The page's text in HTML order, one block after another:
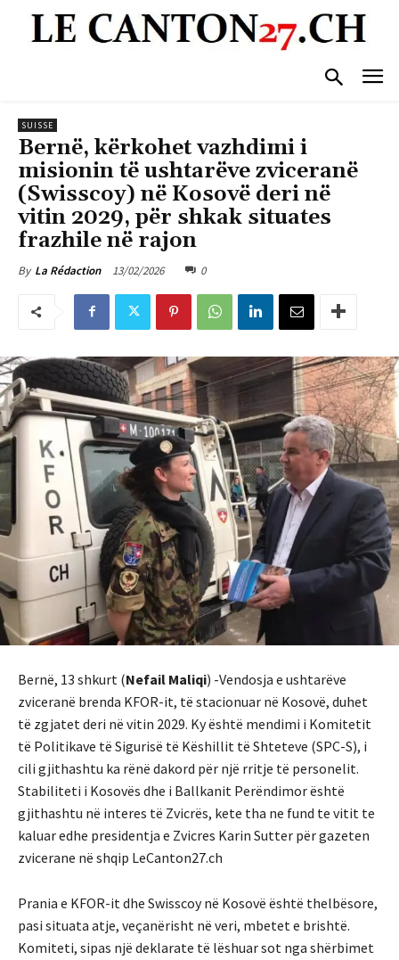
SUISSE
Bernë, kërkohet vazhdimi i
misionin të ushtarëve zviceranë
(Swisscoy) në Kosovë deri në
vitin 2029, për shkak situates
frazhile në rajon
By La Rédaction 13/02/2026 0
Bernë, 13 shkurt (Nefail Maliqi) -Vendosja e ushtarëve
zviceranë brenda KFOR-it, të stacionuar në Kosovë, duhet
të zgjatet deri në vitin 2029. Ky është mendimi i Komitetit
të Politikave të Sigurisë të Këshillit të Shteteve (SPC-S), i
cili gjithashtu ka rënë dakord për një rritje të personelit.
Stabiliteti i Kosovës dhe i Ballkanit Perëndimor është
gjithashtu në interes të Zvicrës, kete tha ne fund te vitit te
kaluar edhe presidentja e Zvicres Karin Sutter për gazeten
zvicerane në shqip LeCanton27.ch
Prania e KFOR-it dhe Swisscoy në Kosovë është thelbësore,
pasi situata atje, veçanërisht në veri, mbetet e brishtë.
Komiteti, sipas një deklarate të lëshuar sot nga shërbimet